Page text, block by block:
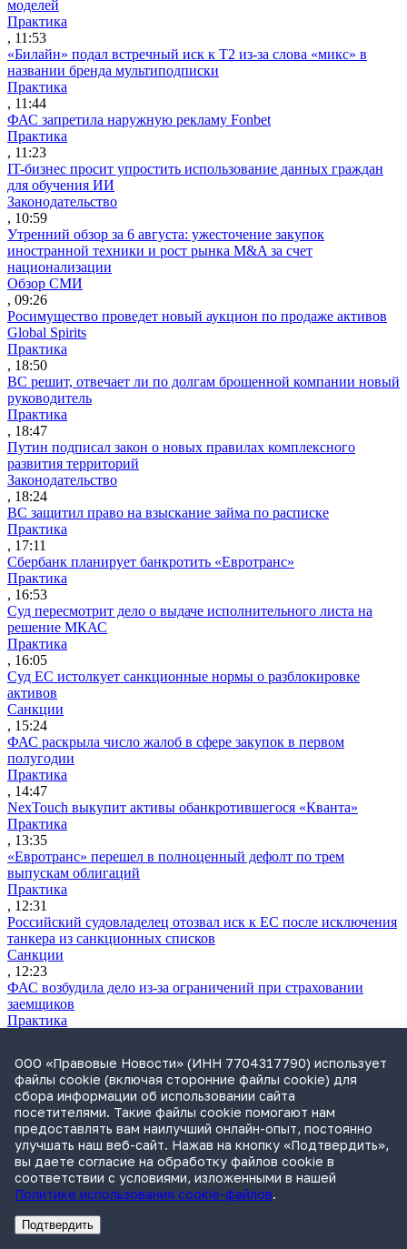
моделей
Практика
, 11:53
«Билайн» подал встречный иск к Т2 из-за слова «микс» в
названии бренда мультиподписки
Практика
, 11:44
ФАС запретила наружную рекламу Fonbet
Практика
, 11:23
IT-бизнес просит упростить использование данных граждан
для обучения ИИ
Законодательство
, 10:59
Утренний обзор за 6 августа: ужесточение закупок
иностранной техники и рост рынка M&A за счет
национализации
Обзор СМИ
, 09:26
Росимущество проведет новый аукцион по продаже активов
Global Spirits
Практика
, 18:50
ВС решит, отвечает ли по долгам брошенной компании новый
руководитель
Практика
, 18:47
Путин подписал закон о новых правилах комплексного
развития территорий
Законодательство
, 18:24
ВС защитил право на взыскание займа по расписке
Практика
, 17:11
Сбербанк планирует банкротить «Евротранс»
Практика
, 16:53
Суд пересмотрит дело о выдаче исполнительного листа на
решение МКАС
Практика
, 16:05
Суд ЕС истолкует санкционные нормы о разблокировке
активов
Санкции
, 15:24
ФАС раскрыла число жалоб в сфере закупок в первом
полугодии
Практика
, 14:47
NexTouch выкупит активы обанкротившегося «Кванта»
Практика
, 13:35
«Евротранс» перешел в полноценный дефолт по трем
выпускам облигаций
Практика
, 12:31
Российский судовладелец отозвал иск к ЕС после исключения
танкера из санкционных списков
Санкции
, 12:23
ФАС возбудила дело из-за ограничений при страховании
заемщиков
Практика
после проверки Генпрокуратуры
Судьи
, 11:48
ВККС открыла семь новых вакансий
Судьи
, 11:28
Власти обсуждают варианты приватизации «Сирены-Трэвел»
Практика
, 10:50
Утренний обзор за 5 августа: поправки о защите контента при
обучении нейросетей и правила «социальных» СЗПК
РекламаАдвокатское бюро Санкт-Петербурга «Вертикаль» ИНН 7841290773
ООО «Правовые Новости» (ИНН 7704317790) использует
файлы cookie (включая сторонние файлы cookie) для
сбора информации об использовании сайта
посетителями. Такие файлы cookie помогают нам
предоставлять вам наилучший онлайн-опыт, постоянно
улучшать наш веб-сайт. Нажав на кнопку «Подтвердить»,
вы даете согласие на обработку файлов cookie в
соответствии с условиями, изложенными в нашей
Политике использования cookie-файлов.
Подтвердить